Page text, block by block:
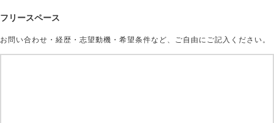
フリースペース
お問い合わせ・経歴・志望動機・希望条件など、ご自由にご記入ください。